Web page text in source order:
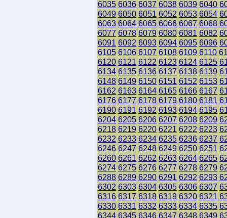
6035 6036 6037 6038 6039 6040
6049 6050 6051 6052 6053 6054
6063 6064 6065 6066 6067 6068
6077 6078 6079 6080 6081 6082
6091 6092 6093 6094 6095 6096
6105 6106 6107 6108 6109 6110
6120 6121 6122 6123 6124 6125
6134 6135 6136 6137 6138 6139
6148 6149 6150 6151 6152 6153
6162 6163 6164 6165 6166 6167
6176 6177 6178 6179 6180 6181
6190 6191 6192 6193 6194 6195
6204 6205 6206 6207 6208 6209
6218 6219 6220 6221 6222 6223
6232 6233 6234 6235 6236 6237
6246 6247 6248 6249 6250 6251
6260 6261 6262 6263 6264 6265
6274 6275 6276 6277 6278 6279
6288 6289 6290 6291 6292 6293
6302 6303 6304 6305 6306 6307
6316 6317 6318 6319 6320 6321
6330 6331 6332 6333 6334 6335
6344 6345 6346 6347 6348 6349